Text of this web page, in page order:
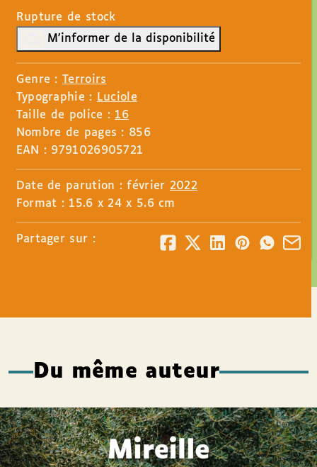
Rupture de stock
M'informer de la disponibilité
Genre :Terroirs
Typographie : Luciole
Taille de police : 16
Nombre de pages : 856
EAN : 9791026905721
Date de parution : février 2022
Format : 15.6 x 24 x 5.6 cm
Partager sur :
Du même auteur